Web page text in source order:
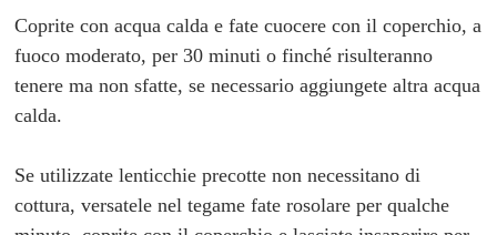
Copritecon acqua calda e fate cuocere con il coperchio, a
fuoco moderato, per 30 minuti o finché risulteranno
tenere ma non sfatte, se necessario aggiungete altra acqua
calda.
Se utilizzate lenticchie precotte non necessitano di
cottura, versatele nel tegame fate rosolare per qualche